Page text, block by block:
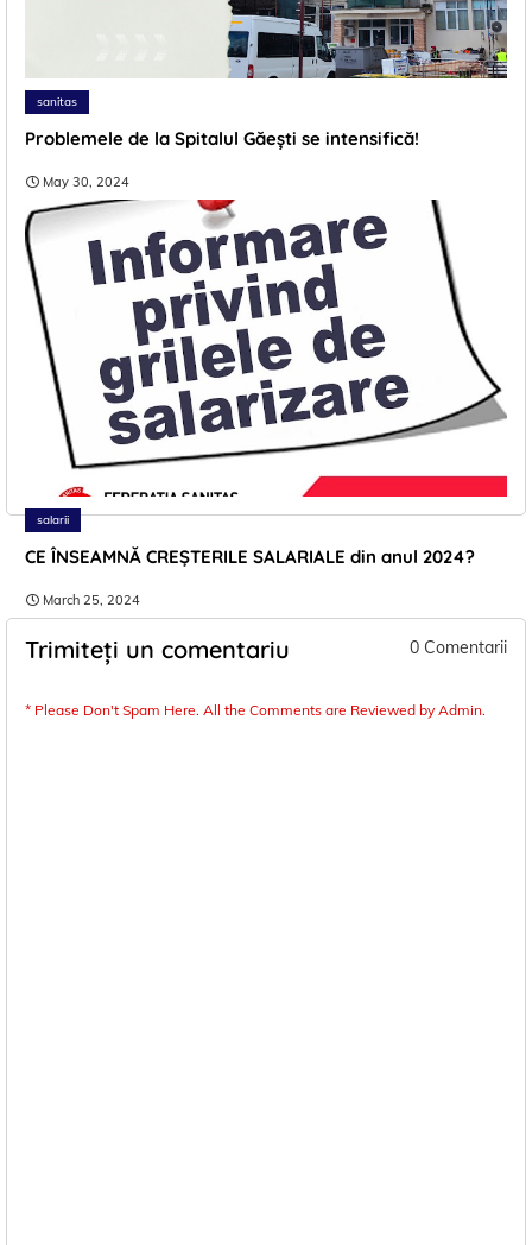
sanitas
Problemele de la Spitalul Găești se intensifică!
May 30, 2024
salarii
CE ÎNSEAMNĂ CREȘTERILE SALARIALE din anul 2024?
March 25, 2024
Trimiteți un comentariu 0 Comentarii
* Please Don't Spam Here. All the Comments are Reviewed by Admin.